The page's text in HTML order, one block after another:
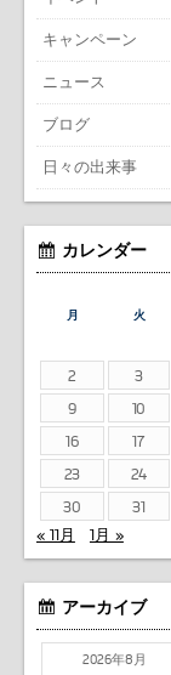
キャンペーン
ニュース
ブログ
日々の出来事
カレンダー
月 火
2
3
9
10
16
17
23
24
30
31
« 11月
1月 »
アーカイブ
2026年8月